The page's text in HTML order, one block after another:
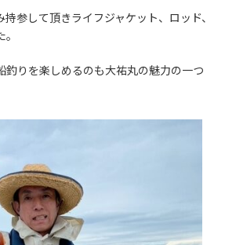
参して頂きライフジャケット、ロッド、
釣りを楽しめるのも大祐丸の魅力の一つ